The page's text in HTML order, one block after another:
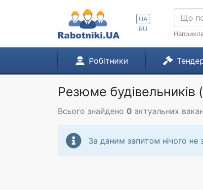
UA
RU
Робітники
Резюме будівельників
Всього знайдено 0 актуальних
За даним запитом нічого не